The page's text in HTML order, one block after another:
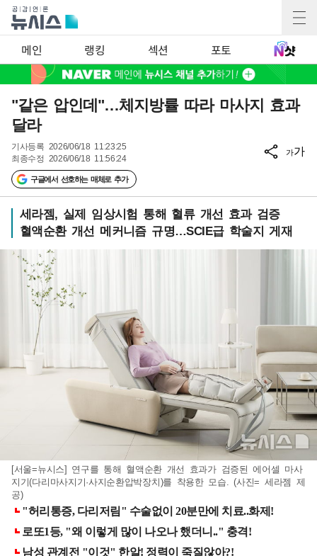
메인 랭킹 섹션 포토
"같은 압인데"…체지방률 따라 마사지 효과
달라
기사등록 2026/06/18 11:23:25
최종수정 2026/06/18 11:56:24
구글에서 선호하는 매체로 추가
가가
세라젬, 실제 임상시험 통해 혈류 개선 효과 검증
혈액순환 개선 메커니즘 규명…SCIE급 학술지 게재
[서울=뉴시스] 연구를 통해 혈액순환 개선 효과가 검증된 에어셀 마사
지기(다리마사지기·사지순환압박장치)를 착용한 모습. (사진= 세라젬 제
공)